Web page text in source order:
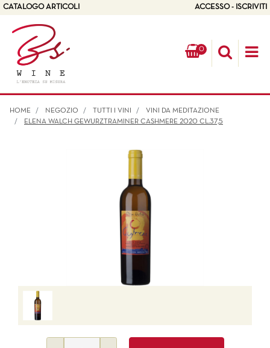
CATALOGO ARTICOLI ACCESSO - ISCRIVITI
0
HOME NEGOZIO TUTTI I VINI
VINI DA MEDITAZIONE
ELENA WALCH GEWURZTRAMINER CASHMERE 2020 CL.37,5